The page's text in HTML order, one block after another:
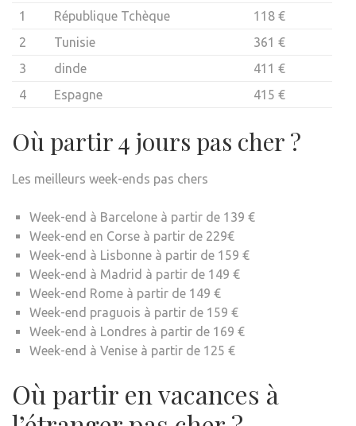
1
République Tchèque
118 €
2
Tunisie
361 €
3
dinde
411 €
4
Espagne 415 €
Où partir 4 jours pas cher ?
Les meilleurs week-ends pas chers
Week-end à Barcelone à partir de 139 €
Week-end en Corse à partir de 229€
Week-end à Lisbonne à partir de 159 €
Week-end à Madrid à partir de 149 €
Week-end Rome à partir de 149 €
Week-end praguois à partir de 159 €
Week-end à Londres à partir de 169 €
Week-end à Venise à partir de 125 €
Où partir en vacances à